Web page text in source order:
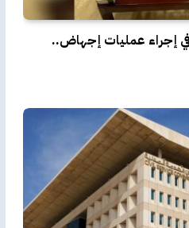
إجراء عمليات إجهاض..